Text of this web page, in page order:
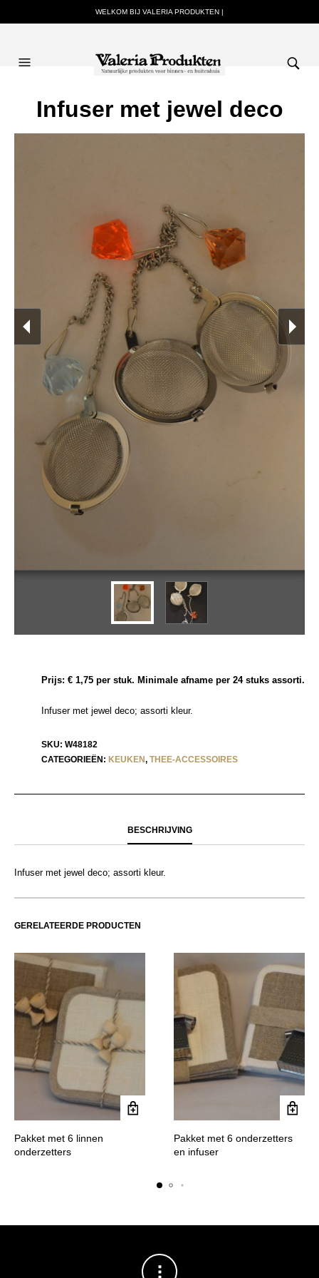
WELKOM BIJ VALERIA PRODUKTEN |
Infuser met jewel deco
Prijs: € 1,75 per stuk. Minimale afname per 24 stuks assorti.
Infuser met jewel deco; assorti kleur.
SKU: W48182
CATEGORIEËN: KEUKEN, THEE-ACCESSOIRES
BESCHRIJVING
Infuser met jewel deco; assorti kleur.
GERELATEERDE PRODUCTEN
Pakket met 6 linnen
onderzetters
Pakket met 6 onderzetters
en infuser